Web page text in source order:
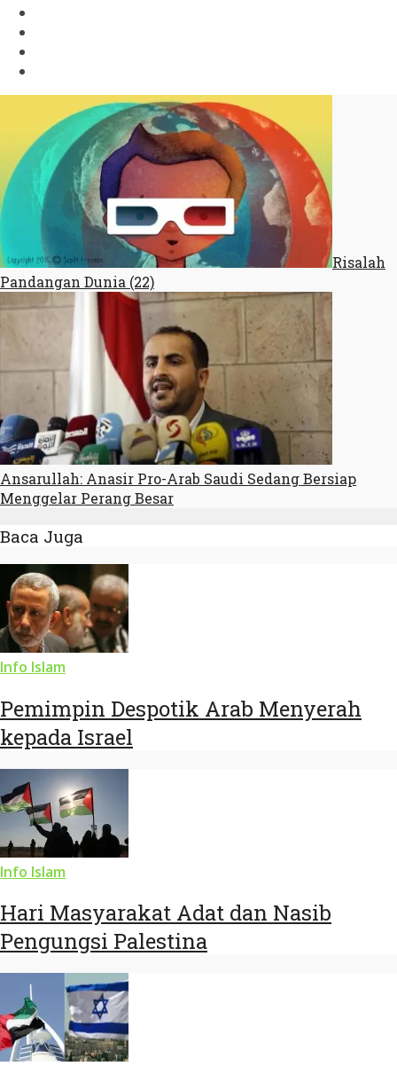
Risalah
Pandangan Dunia (22)
Ansarullah: Anasir Pro-Arab Saudi Sedang Bersiap
Menggelar Perang Besar
Baca Juga
Info Islam
Pemimpin Despotik Arab Menyerah
kepada Israel
Info Islam
Hari Masyarakat Adat dan Nasib
Pengungsi Palestina